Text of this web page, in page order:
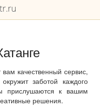
качественный сервис,
заботой каждого
прислушаются к вашим
решения.